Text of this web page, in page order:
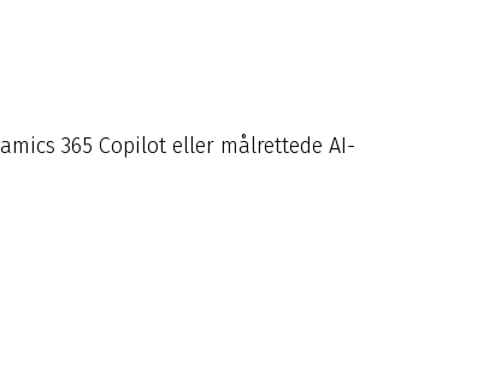
365 Copilot eller målrettede AI-